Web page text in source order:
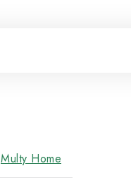
Multy Home